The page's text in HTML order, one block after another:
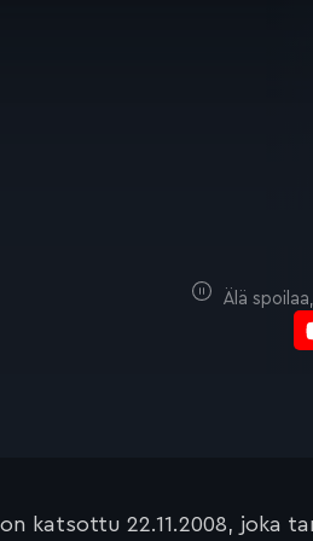
Älä
katsottu 22.11.2008, joka